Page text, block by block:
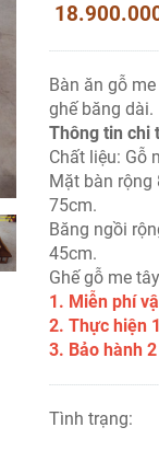
Bàn ăn gỗ
ghế băng dài.
Thông tin chi
Chất liệu: Gỗ
Mặt bàn rộng
75cm.
Băng ngồi
45cm.
Ghế gỗ me
1. Miễn phí
2. Thực hiện
3. Bảo hành
Tình trạng: